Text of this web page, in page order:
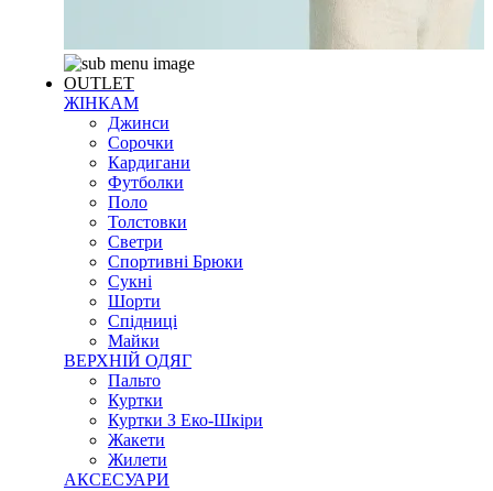
OUTLET
ЖІНКАМ
Джинси
Сорочки
Кардигани
Футболки
Поло
Толстовки
Светри
Спортивні Брюки
Сукні
Шорти
Спідниці
Майки
ВЕРХНІЙ ОДЯГ
Пальто
Куртки
Куртки З Еко-Шкіри
Жакети
Жилети
АКСЕСУАРИ